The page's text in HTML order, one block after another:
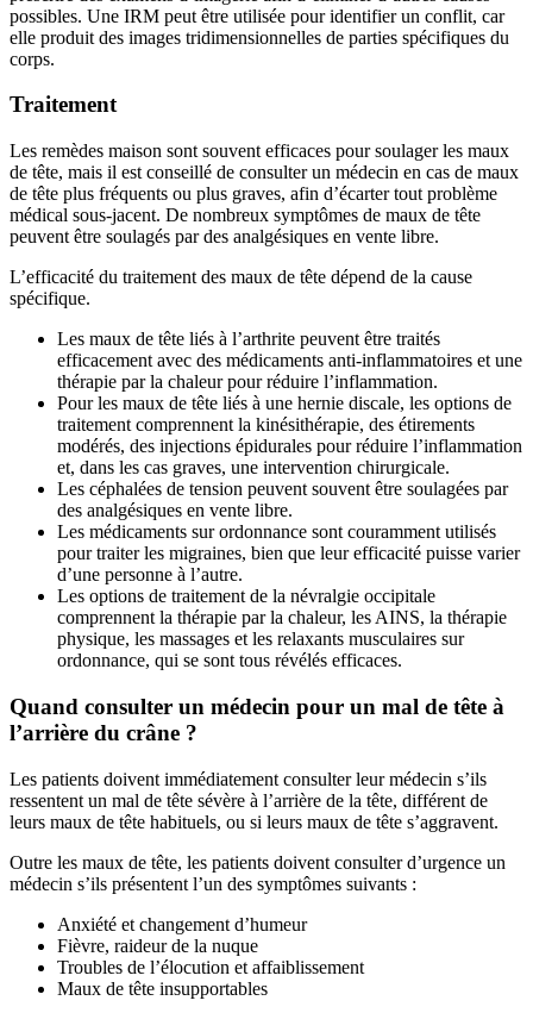
possibles. Une IRM peut être utilisée pour identifier un conflit, car
elle produit des images tridimensionnelles de parties spécifiques du
corps.
Traitement
Les remèdes maison sont souvent efficaces pour soulager les maux
de tête, mais il est conseillé de consulter un médecin en cas de maux
de tête plus fréquents ou plus graves, afin d’écarter tout problème
médical sous-jacent. De nombreux symptômes de maux de tête
peuvent être soulagés par des analgésiques en vente libre.
L’efficacité du traitement des maux de tête dépend de la cause
spécifique.
Les maux de tête liés à l’arthrite peuvent être traités
efficacement avec des médicaments anti-inflammatoires et une
thérapie par la chaleur pour réduire l’inflammation.
Pour les maux de tête liés à une hernie discale, les options de
traitement comprennent la kinésithérapie, des étirements
modérés, des injections épidurales pour réduire l’inflammation
et, dans les cas graves, une intervention chirurgicale.
Les céphalées de tension peuvent souvent être soulagées par
des analgésiques en vente libre.
Les médicaments sur ordonnance sont couramment utilisés
pour traiter les migraines, bien que leur efficacité puisse varier
d’une personne à l’autre.
Les options de traitement de la névralgie occipitale
comprennent la thérapie par la chaleur, les AINS, la thérapie
physique, les massages et les relaxants musculaires sur
ordonnance, qui se sont tous révélés efficaces.
Quand consulter un médecin pour un mal de tête à
l’arrière du crâne ?
Les patients doivent immédiatement consulter leur médecin s’ils
ressentent un mal de tête sévère à l’arrière de la tête, différent de
leurs maux de tête habituels, ou si leurs maux de tête s’aggravent.
Outre les maux de tête, les patients doivent consulter d’urgence un
médecin s’ils présentent l’un des symptômes suivants :
Anxiété et changement d’humeur
Fièvre, raideur de la nuque
Troubles de l’élocution et affaiblissement
Maux de tête insupportables